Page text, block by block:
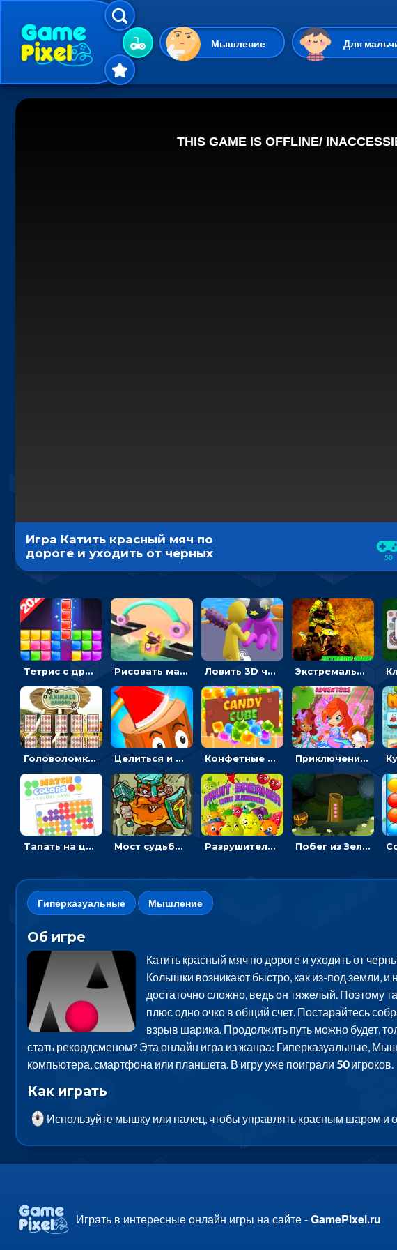
Мышление Для
Гиперказуальные
Игра Катить красный мяч по
дороге и уходить от черных
кольев
50
Тетрис с драгоценными камнями: расставляй блоки, чтобы получить линию - головоломка Рисовать машину и выигрывать гонку - для мальчиков Ловить 3D человечком своего цвета и собирать драгоценности - гиперказуалка Экстремальные пазлы с квадроциклами: собирать крутые тачки
Головоломка с животными: переворачивать карточки, чтобы находить пару Целиться и метать топор в 3D мишени Конфетные кубики: двигать сладости в сторону, чтобы стрелять по целям Приключения Клуба Винкс: менять дорожки, чтобы собирать кристаллы
Тапать на цветные точки, чтобы взрывать одинаковые - три в ряд Мост судьбы: прыгать по платформам и бить молотом орков Разрушитель фруктов: стрелять ягодами по ананасам Побег из Зеленого парка: решай ребусы, чтобы выбраться на свободу
Гиперказуальные Мышление
Об игре
Катить красный мяч по дороге и уходить от
Колышки возникают быстро, как из-под земли, и
достаточно сложно, ведь он тяжелый. Поэтому
плюс одно очко в общий счет. Постарайтесь
взрыв шарика. Продолжить путь можно будет,
стать рекордсменом? Эта онлайн игра из жанра: Гиперказуальные,
компьютера, смартфона или планшета. В игру уже поиграли 50игроков.
Как играть
Используйте мышку или палец, чтобы управлять красным шаром и
Играть в интересные онлайн игры на сайте -GamePixel.ru